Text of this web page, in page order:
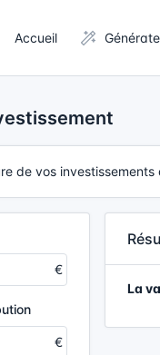
Accueil
de vos
La